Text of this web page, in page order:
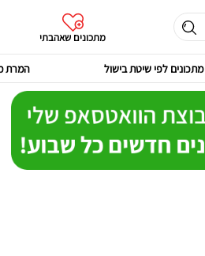
מתכונים שאהבתי
מתכונים לפי שיטת בישול המרת